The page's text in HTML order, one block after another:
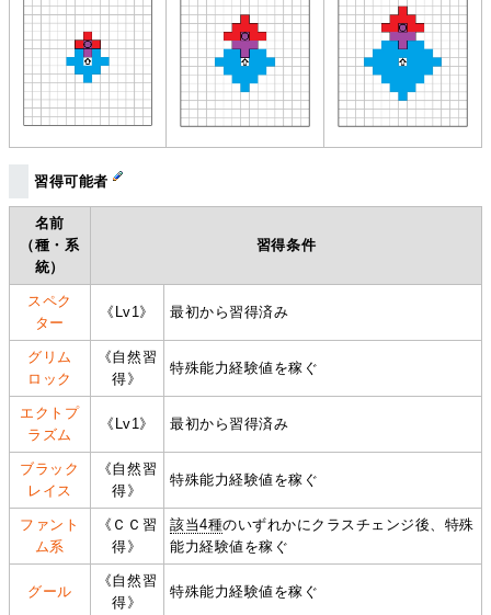
習得可能者
名前
（種・系
統）
習得条件
スペク
ター
《Lv1》 最初から習得済み
グリム
ロック
《自然習
得》
特殊能力経験値を稼ぐ
エクトプ
ラズム
《Lv1》 最初から習得済み
ブラック
レイス
《自然習
得》
特殊能力経験値を稼ぐ
ファント
ム系
《ＣＣ習
得》
該当4種のいずれかにクラスチェンジ後、特殊
能力経験値を稼ぐ
グール
《自然習
得》
特殊能力経験値を稼ぐ